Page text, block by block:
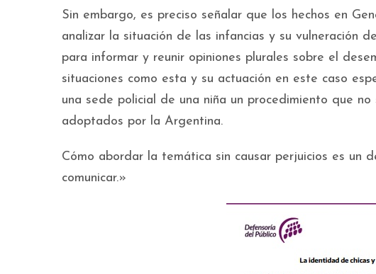
Sin embargo, es preciso señalar que los hechos en
analizar la situación de las infancias y su vulneración
para informar y reunir opiniones plurales sobre el
situaciones como esta y su actuación en este caso
una sede policial de una niña un procedimiento que
adoptados por la Argentina.
Cómo abordar la temática sin causar perjuicios es un
comunicar.»